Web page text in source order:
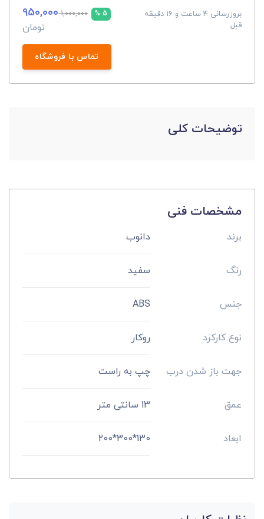
بروزرسانی 4 ساعت و 16 دقیقه
قبل
5 %
1,000,000
950,000
تومان
تماس با فروشگاه
توضیحات کلی
مشخصات فنی
برند دانوب
رنگ سفید
جنس ABS
نوع کارکرد روکار
جهت باز شدن درب چپ به راست
عمق 13 سانتی متر
ابعاد 130*300*200